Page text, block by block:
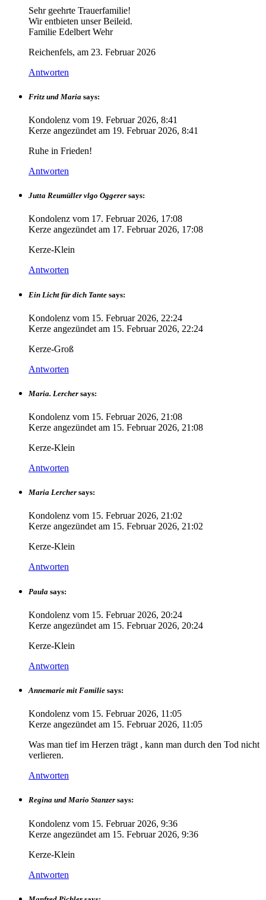
Sehr geehrte Trauerfamilie!
Wir entbieten unser Beileid.
Familie Edelbert Wehr
Reichenfels, am 23. Februar 2026
Antworten
Fritz und Maria says:
Kondolenz vom 19. Februar 2026, 8:41
Kerze angezündet am 19. Februar 2026, 8:41
Ruhe in Frieden!
Antworten
Jutta Reumüller vlgo Oggerer says:
Kondolenz vom 17. Februar 2026, 17:08
Kerze angezündet am 17. Februar 2026, 17:08
Kerze-Klein
Antworten
Ein Licht für dich Tante says:
Kondolenz vom 15. Februar 2026, 22:24
Kerze angezündet am 15. Februar 2026, 22:24
Kerze-Groß
Antworten
Maria. Lercher says:
Kondolenz vom 15. Februar 2026, 21:08
Kerze angezündet am 15. Februar 2026, 21:08
Kerze-Klein
Antworten
Maria Lercher says:
Kondolenz vom 15. Februar 2026, 21:02
Kerze angezündet am 15. Februar 2026, 21:02
Kerze-Klein
Antworten
Paula says:
Kondolenz vom 15. Februar 2026, 20:24
Kerze angezündet am 15. Februar 2026, 20:24
Kerze-Klein
Antworten
Annemarie mit Familie says:
Kondolenz vom 15. Februar 2026, 11:05
Kerze angezündet am 15. Februar 2026, 11:05
Was man tief im Herzen trägt , kann man durch den Tod nicht
verlieren.
Antworten
Regina und Mario Stanzer says:
Kondolenz vom 15. Februar 2026, 9:36
Kerze angezündet am 15. Februar 2026, 9:36
Kerze-Klein
Antworten